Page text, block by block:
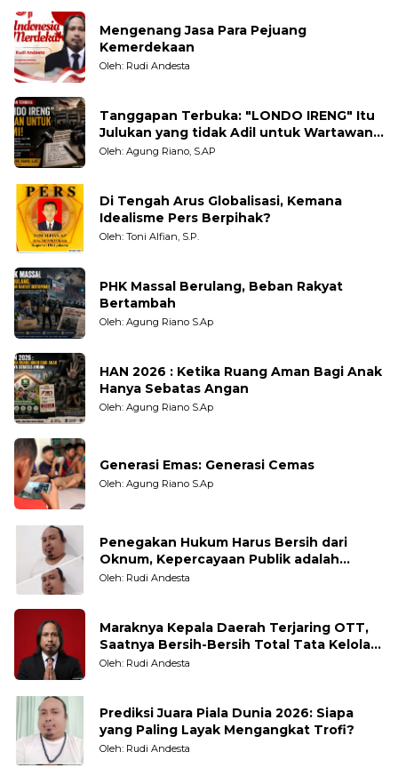
Mengenang Jasa Para Pejuang
Kemerdekaan
Oleh: Rudi Andesta
Tanggapan Terbuka: "LONDO IRENG" Itu
Julukan yang tidak Adil untuk Wartawan,
Pengamat dan LSM
Oleh: Agung Riano, S.AP
Di Tengah Arus Globalisasi, Kemana
Idealisme Pers Berpihak?
Oleh: Toni Alfian, S.P.
PHK Massal Berulang, Beban Rakyat
Bertambah
Oleh: Agung Riano S.Ap
HAN 2026 : Ketika Ruang Aman Bagi Anak
Hanya Sebatas Angan
Oleh: Agung Riano S.Ap
Generasi Emas: Generasi Cemas
Oleh: Agung Riano S.Ap
Penegakan Hukum Harus Bersih dari
Oknum, Kepercayaan Publik adalah
Taruhannya
Oleh: Rudi Andesta
Maraknya Kepala Daerah Terjaring OTT,
Saatnya Bersih-Bersih Total Tata Kelola
Pemerintahan
Oleh: Rudi Andesta
Prediksi Juara Piala Dunia 2026: Siapa
yang Paling Layak Mengangkat Trofi?
Oleh: Rudi Andesta